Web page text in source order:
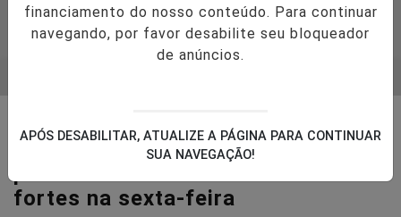
☂️ TEMPO E CLIMA
Defesa Civil de Guaíba emite alerta
fortes na sexta-feira
financiamento do nosso conteúdo. Para continuar
navegando, por favor desabilite seu bloqueador
de anúncios.
APÓS DESABILITAR, ATUALIZE A PÁGINA PARA CONTINUAR
SUA NAVEGAÇÃO!